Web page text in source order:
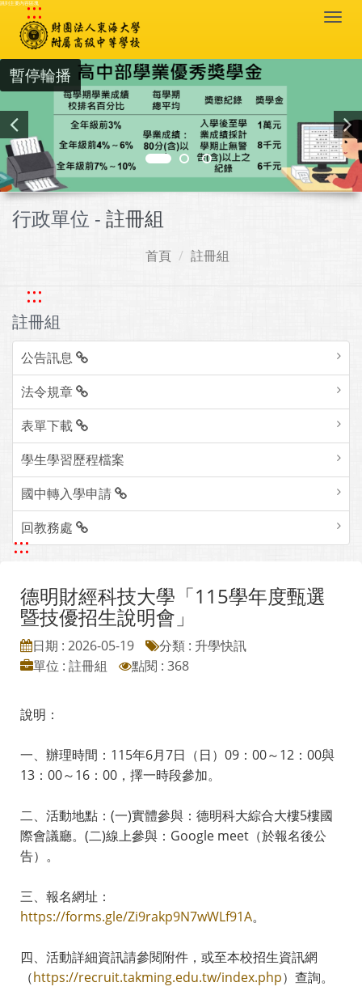
跳到主要內容區塊
:::
暫停輪播
行政單位 - 註冊組
首頁 註冊組
:::
註冊組
公告訊息
法令規章
表單下載
學生學習歷程檔案
國中轉入學申請
回教務處
:::
德明財經科技大學「115學年度甄選
暨技優招生說明會」
日期 : 2026-05-19
分類 : 升學快訊
單位 : 註冊組
點閱 : 368
說明：
一、辦理時間：115年6月7日（日）09：00～12：00與
13：00～16：00，擇一時段參加。
二、活動地點：(一)實體參與：德明科大綜合大樓5樓國
際會議廳。(二)線上參與：Google meet（於報名後公
告）。
三、報名網址：
https://forms.gle/Zi9rakp9N7wWLf91A。
四、活動詳細資訊請參閱附件，或至本校招生資訊網
（https://recruit.takming.edu.tw/index.php）查詢。